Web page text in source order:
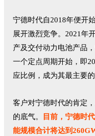
宁德时代自2018年便开
展开激烈竞争。2021年
产及交付动力电池产品
一个定点周期开始，即
应比例，成为其最主要的
客户对宁德时代的肯定
的底气。
目前，宁德时
能规模合计将达到